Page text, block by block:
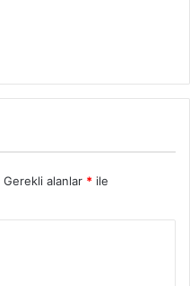
Gerekli alanlar * ile